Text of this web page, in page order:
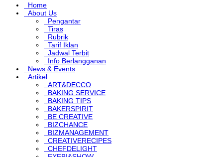
Home
About Us
Pengantar
Tiras
Rubrik
Tarif Iklan
Jadwal Terbit
Info Berlangganan
News & Events
Artikel
ART&DECCO
BAKING SERVICE
BAKING TIPS
BAKERSPIRIT
BE CREATIVE
BIZCHANCE
BIZMANAGEMENT
CREATIVERECIPES
CHEFDELIGHT